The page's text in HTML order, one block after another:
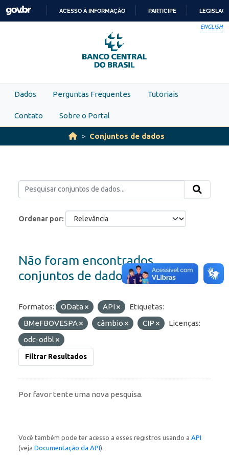
Skip to main content
PARA
O
CONTEÚDO
ACESSO À INFORMAÇÃO PARTICIPE
ENGLISH
Dados Perguntas Frequentes Tutoriais
Contato Sobre o Portal
Conjuntos de dados
Ordenar por
Não foram encontrados
conjuntos de dados
Formatos: OData API
Etiquetas:
BMeFBOVESPA
câmbio CIP
Licenças:
odc-odbl
Filtrar Resultados
Por favor tente uma nova pesquisa.
Você também pode ter acesso a esses registros usando a API
(veja Documentação da API).